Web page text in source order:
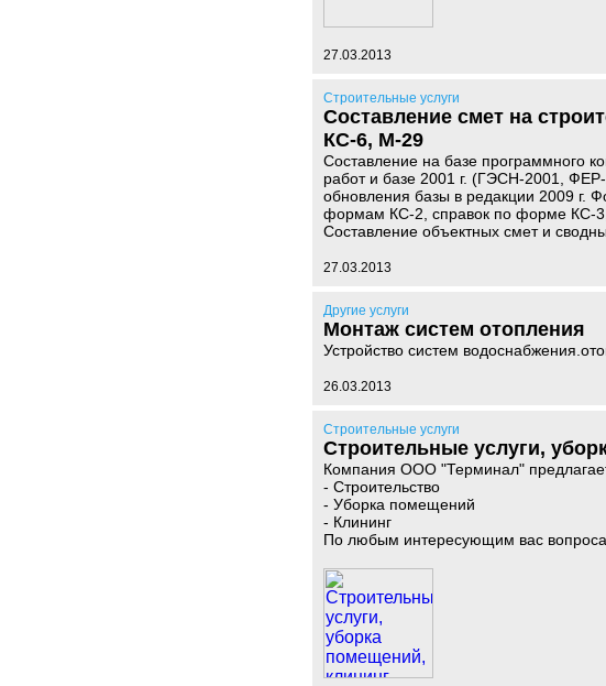
27.03.2013
Строительные услуги
Составление смет на
КС-6, М-29
Составление на базе программного
работ и базе 2001 г. (ГЭСН-2001,
обновления базы в редакции 2009 г.
формам КС-2, справок по форме КС-3,
Составление объектных смет и
27.03.2013
Другие услуги
Монтаж систем отопления
Устройство систем
26.03.2013
Строительные услуги
Строительные услуги,
Компания ООО "Терминал"
- Строительство
- Уборка помещений
- Клининг
По любым интересующим вас